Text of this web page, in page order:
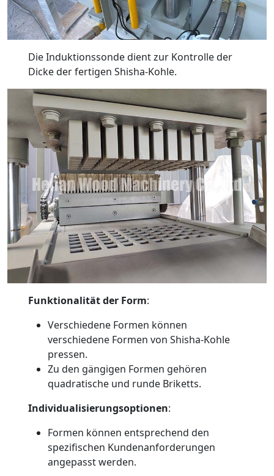
Die Induktionssonde dient zur Kontrolle der
Dicke der fertigen Shisha-Kohle.
Funktionalität der Form:
Verschiedene Formen können
verschiedene Formen von Shisha-Kohle
pressen.
Zu den gängigen Formen gehören
quadratische und runde Briketts.
Individualisierungsoptionen:
Formen können entsprechend den
spezifischen Kundenanforderungen
angepasst werden.